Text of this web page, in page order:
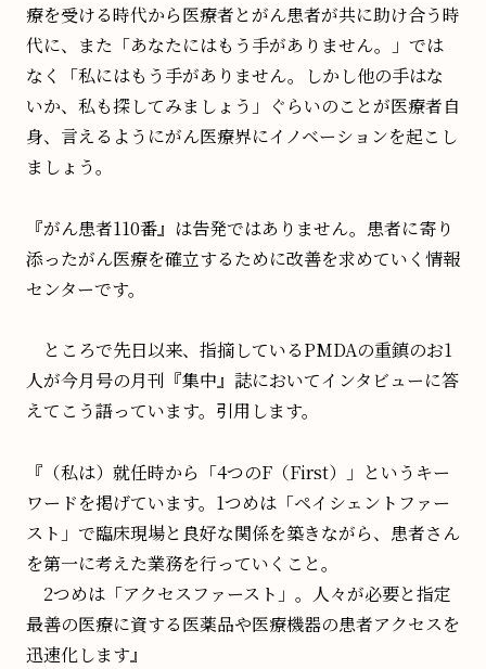
療を受ける時代から医療者とがん患者が共に助け合う時
代に、また「あなたにはもう手がありません。」では
なく「私にはもう手がありません。しかし他の手はな
いか、私も探してみましょう」ぐらいのことが医療者自
身、言えるようにがん医療界にイノベーションを起こし
ましょう。
『がん患者110番』は告発ではありません。患者に寄り
添ったがん医療を確立するために改善を求めていく情報
センターです。
ところで先日以来、指摘しているPMDAの重鎮のお1
人が今月号の月刊『集中』誌においてインタビューに答
えてこう語っています。引用します。
『（私は）就任時から「4つのF（First）」というキー
ワードを掲げています。1つめは「ペイシェントファー
スト」で臨床現場と良好な関係を築きながら、患者さん
を第一に考えた業務を行っていくこと。
2つめは「アクセスファースト」。人々が必要と指定
最善の医療に資する医薬品や医療機器の患者アクセスを
迅速化します』